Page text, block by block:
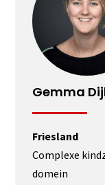
Gemma
Friesland
Complexe
domein